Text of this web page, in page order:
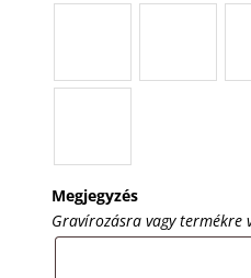
Megjegyzés
Gravírozásra vagy termékre